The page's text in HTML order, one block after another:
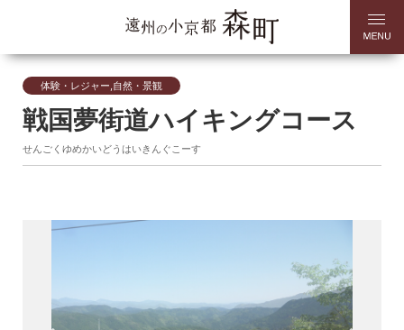
体験・レジャー,自然・景観
戦国夢街道ハイキングコース
せんごくゆめかいどうはいきんぐこーす